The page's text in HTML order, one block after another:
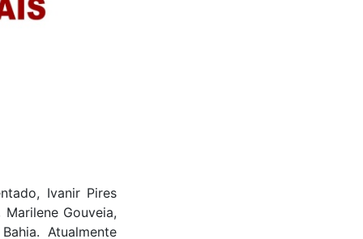
Ivanir Pires
Gouveia,
Atualmente